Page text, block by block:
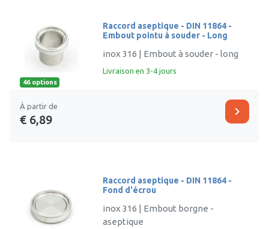
46 options
Raccord aseptique - DIN 11864 -
Embout pointu à souder - Long
inox 316 | Embout à souder - long
Livraison en 3-4 jours
À partir de
€ 6,89
chevron_right
Raccord aseptique - DIN 11864 -
Fond d'écrou
inox 316 | Embout borgne -
aseptique